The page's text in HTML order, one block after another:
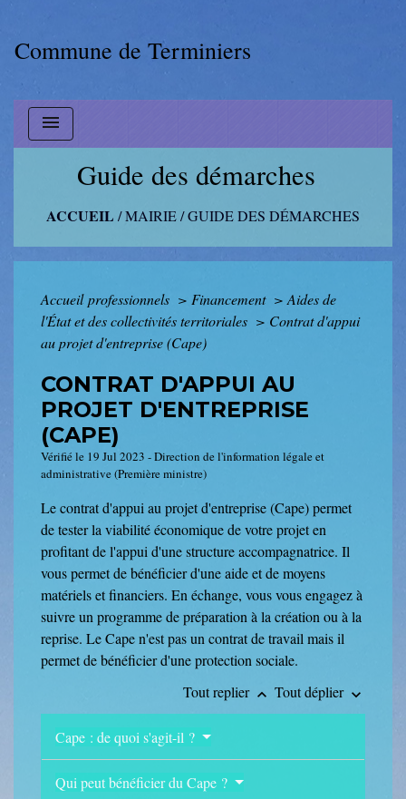
Commune de Terminiers
menu
Guide des démarches
ACCUEIL /MAIRIE/GUIDE DES DÉMARCHES
Accueil professionnels > Financement > Aides de
l'État et des collectivités territoriales > Contrat d'appui
au projet d'entreprise (Cape)
CONTRAT D'APPUI AU
PROJET D'ENTREPRISE
(CAPE)
Vérifié le 19 Jul 2023 - Direction de l'information légale et
administrative (Première ministre)
Le contrat d'appui au projet d'entreprise (Cape) permet
de tester la viabilité économique de votre projet en
profitant de l'appui d'une structure accompagnatrice. Il
vous permet de bénéficier d'une aide et de moyens
matériels et financiers. En échange, vous vous engagez à
suivre un programme de préparation à la création ou à la
reprise. Le Cape n'est pas un contrat de travail mais il
permet de bénéficier d'une protection sociale.
Tout replier keyboard_arrow_up Tout déplier keyboard_arrow_down
Cape : de quoi s'agit-il ?
Qui peut bénéficier du Cape ?